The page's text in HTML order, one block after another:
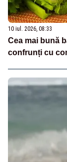
10 iul. 2026, 08:33
Cea mai bună
confrunți cu